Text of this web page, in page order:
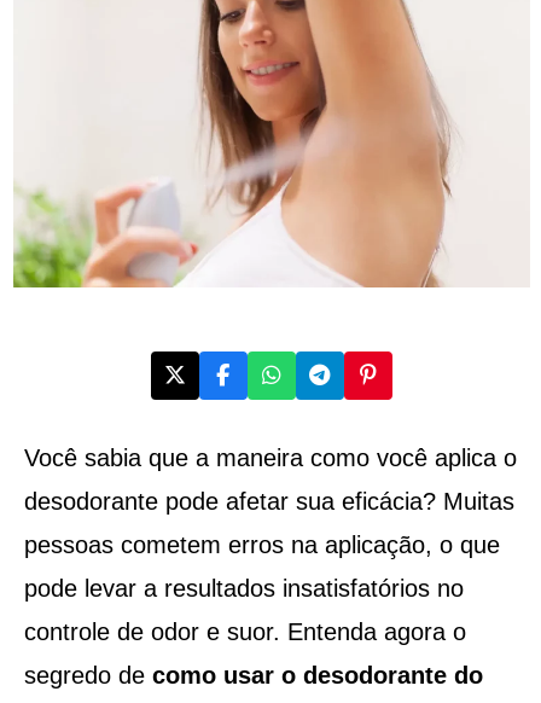
Você sabia que a maneira como você aplica o
desodorante pode afetar sua eficácia? Muitas
pessoas cometem erros na aplicação, o que
pode levar a resultados insatisfatórios no
controle de odor e suor. Entenda agora o
segredo de como usar o desodorante do